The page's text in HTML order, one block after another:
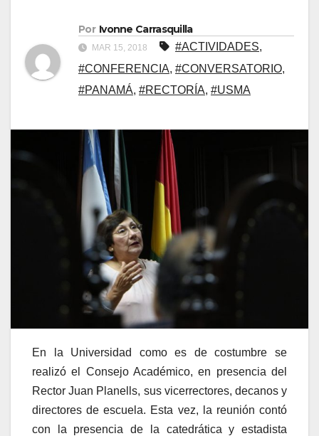
Por Ivonne Carrasquilla
MAR 15, 2018 #ACTIVIDADES,
#CONFERENCIA, #CONVERSATORIO,
#PANAMÁ, #RECTORÍA, #USMA
En la Universidad como es de costumbre se
realizó el Consejo Académico, en presencia del
Rector Juan Planells, sus vicerrectores, decanos y
directores de escuela. Esta vez, la reunión contó
con la presencia de la catedrática y estadista